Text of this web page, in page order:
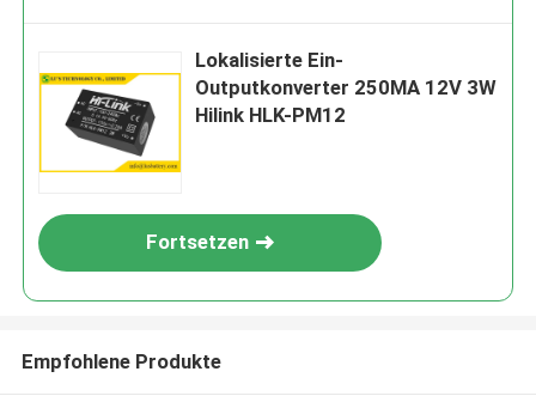
Lokalisierte Ein-
Outputkonverter 250MA 12V 3W
Hilink HLK-PM12
Fortsetzen
Empfohlene Produkte